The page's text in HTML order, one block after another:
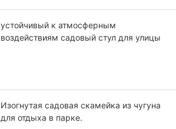
устойчивый к атмосферным
воздействиям садовый стул для улицы
Изогнутая садовая скамейка из чугуна
для отдыха в парке.